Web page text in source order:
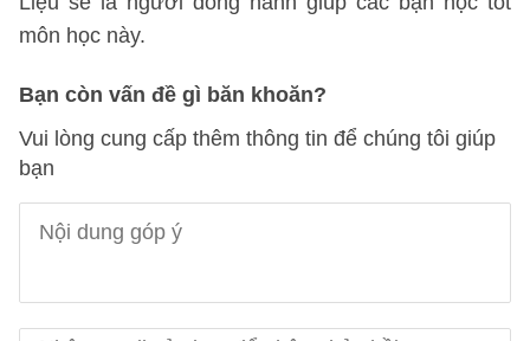
môn học này.
Bạn còn vấn đề gì băn khoăn?
Vui lòng cung cấp thêm thông tin để chúng tôi giúp
bạn